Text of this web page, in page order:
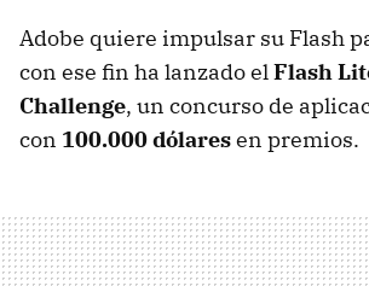
Adobe quiere impulsar su Flash
con ese fin ha lanzado elFlash
Challenge, un concurso de
con 100.000 dólaresen premios.